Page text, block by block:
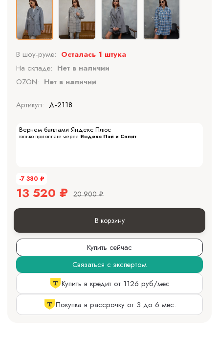
В шоу-руме: Осталась 1 штука
На складе: Нет в наличии
OZON: Нет в наличии
Артикул: Д-2118
Вернем баллами Яндекс Плюс
только при оплате через Яндекс Пэй и Сплит
-7 380 ₽
13 520 ₽ 20 900 ₽
В корзину
Купить сейчас
Связаться с экспертом
Купить в кредит от 1126 руб/мес
Покупка в рассрочку от 3 до 6 мес.